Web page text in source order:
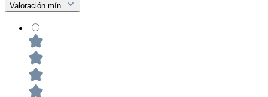
Valoración mín.